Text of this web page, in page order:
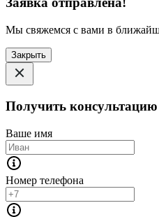
Мы свяжемся с вами в
Закрыть
Получить консультацию
Ваше имя
Номер телефона